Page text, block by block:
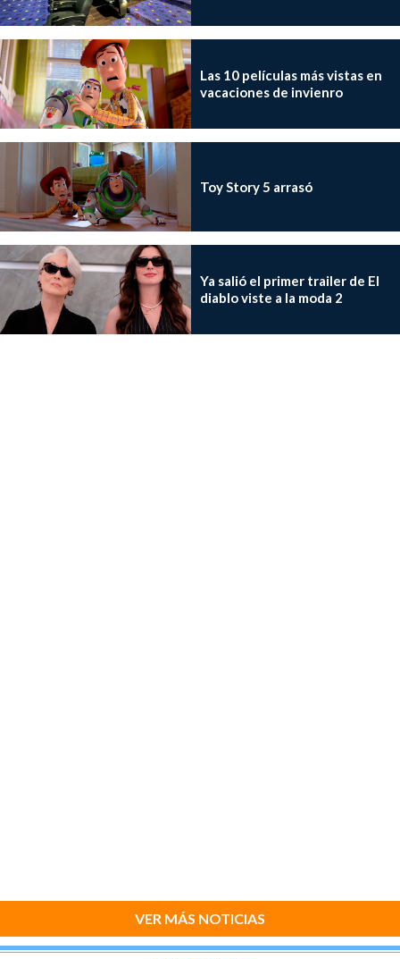
Las 10 películas más vistas en
vacaciones de invienro
Toy Story 5 arrasó
Ya salió el primer trailer de El
diablo viste a la moda 2
VER MÁS NOTICIAS